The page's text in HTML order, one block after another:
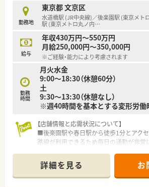
【勤務実態について】
■週40時間の変形労働時間制を導入して
率は100％を維持しているため、心身と
務できます。
■有給休暇の平均取得日数は7.5日となっ
長期休暇制度を活用することで、実質的
えます。
■残業代は1分単位で厳密に計算されて支
業務に対する対価が明確であり、サービ
いません。
【こんな取り組みをしています】
きやすい環境を整えるための意見交換や
施しています。
■認定薬剤師の取得にかかる費用は会社
ップします。
■店舗作業の効率化を徹底しており、調
0.0031％前後という非常に高い安全性
勤務地
東京都 文京区
水道橋駅 (JR中央線)／後楽園駅 (東京メト
駅 (東京メトロ丸ノ内…
給与
年収430万円～550万円
月給250,000円～350,000円
※ご経験・能力により考慮されます
勤務
時間
月火水金
9:00～18:30（休憩60分）
土
9:30～13:30（休憩なし）
※週40時間を基本とする変形労働
【店舗情報と応需状況について】
■後楽園駅や春日駅から徒歩1分とアク
路線が利用できるため毎日の通勤が非常
■面分業の特性を活かして多種多様な処
的な環境が整っています。
■1薬局あたりの薬剤師数は平均5.5人と
詳細を見る お